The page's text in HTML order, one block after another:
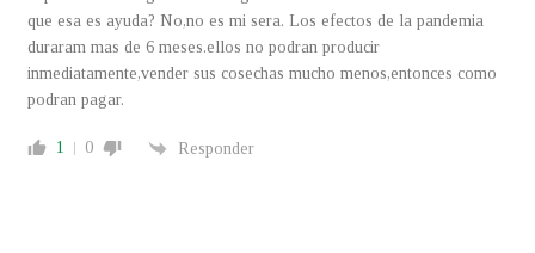
que esa es ayuda? No,no es mi sera. Los efectos de la pandemia
duraram mas de 6 meses.ellos no podran producir
inmediatamente,vender sus cosechas mucho menos,entonces como
podran pagar.
1 0 Responder